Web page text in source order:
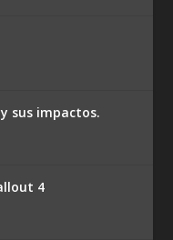
sus impactos.
4